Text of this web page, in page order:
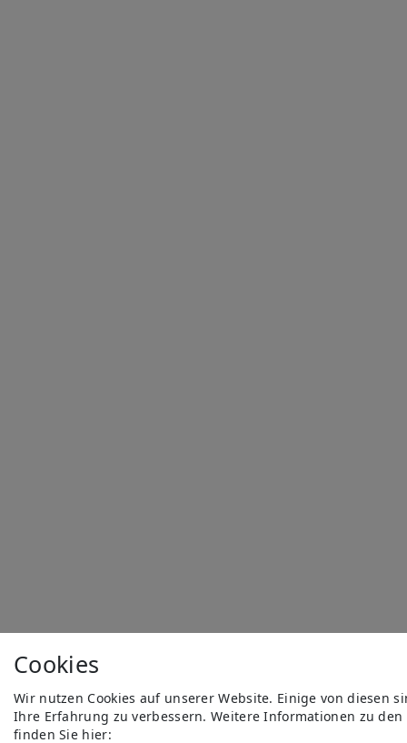
Cookies
Wir nutzen Cookies auf unserer Website. Einige von diesen
Ihre Erfahrung zu verbessern. Weitere Informationen zu
finden Sie hier: